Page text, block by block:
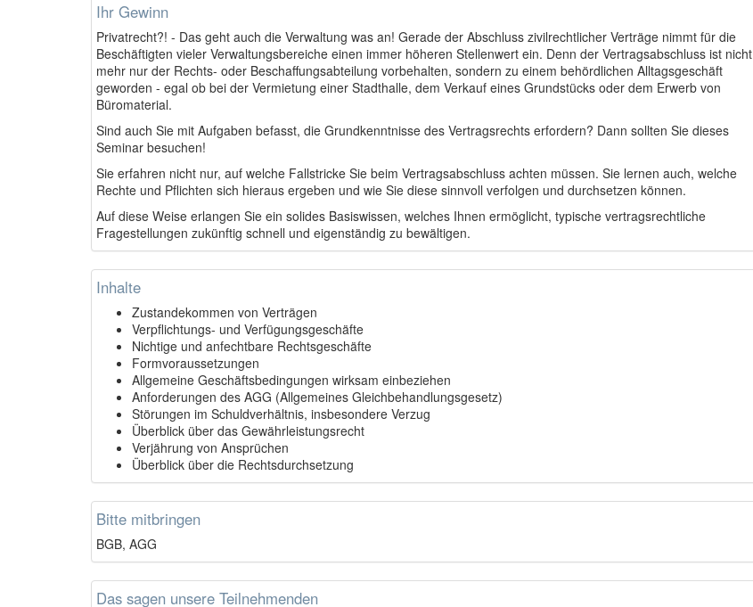
Ihr Gewinn
Privatrecht?! - Das geht auch die Verwaltung was an! Gerade der Abschluss zivilrechtlicher Verträge nimmt für die
Beschäftigten vieler Verwaltungs­­bereiche einen immer höheren Stellenwert ein. Denn der Vertragsabschluss ist nicht
mehr nur der Rechts- oder Beschaffungsabteilung vorbehalten, sondern zu einem behördlichen Alltagsgeschäft
geworden - egal ob bei der Vermietung einer Stadthalle, dem Verkauf eines Grundstücks oder dem Erwerb von
Büromaterial.
Sind auch Sie mit Aufgaben befasst, die Grundkenntnisse des Vertragsrechts erfordern? Dann sollten Sie dieses
Seminar besuchen!
Sie erfahren nicht nur, auf welche Fallstricke Sie beim Vertragsabschluss achten müssen. Sie lernen auch, welche
Rechte und Pflichten sich hieraus ergeben und wie Sie diese sinnvoll verfolgen und durchsetzen können.
Auf diese Weise erlangen Sie ein solides Basiswissen, welches Ihnen ermöglicht, typische vertragsrechtliche
Fragestellungen zukünftig schnell und eigenständig zu bewältigen.
Inhalte
Zustandekommen von Verträgen
Verpflichtungs- und Verfügungsgeschäfte
Nichtige und anfechtbare Rechtsgeschäfte
Formvoraussetzungen
Allgemeine Geschäftsbedingungen wirksam einbeziehen
Anforderungen des AGG (Allgemeines Gleichbehandlungsgesetz)
Störungen im Schuldverhältnis, insbesondere Verzug
Überblick über das Gewährleistungsrecht
Verjährung von Ansprüchen
Überblick über die Rechtsdurchsetzung
Bitte mitbringen
BGB, AGG
Das sagen unsere Teilnehmenden